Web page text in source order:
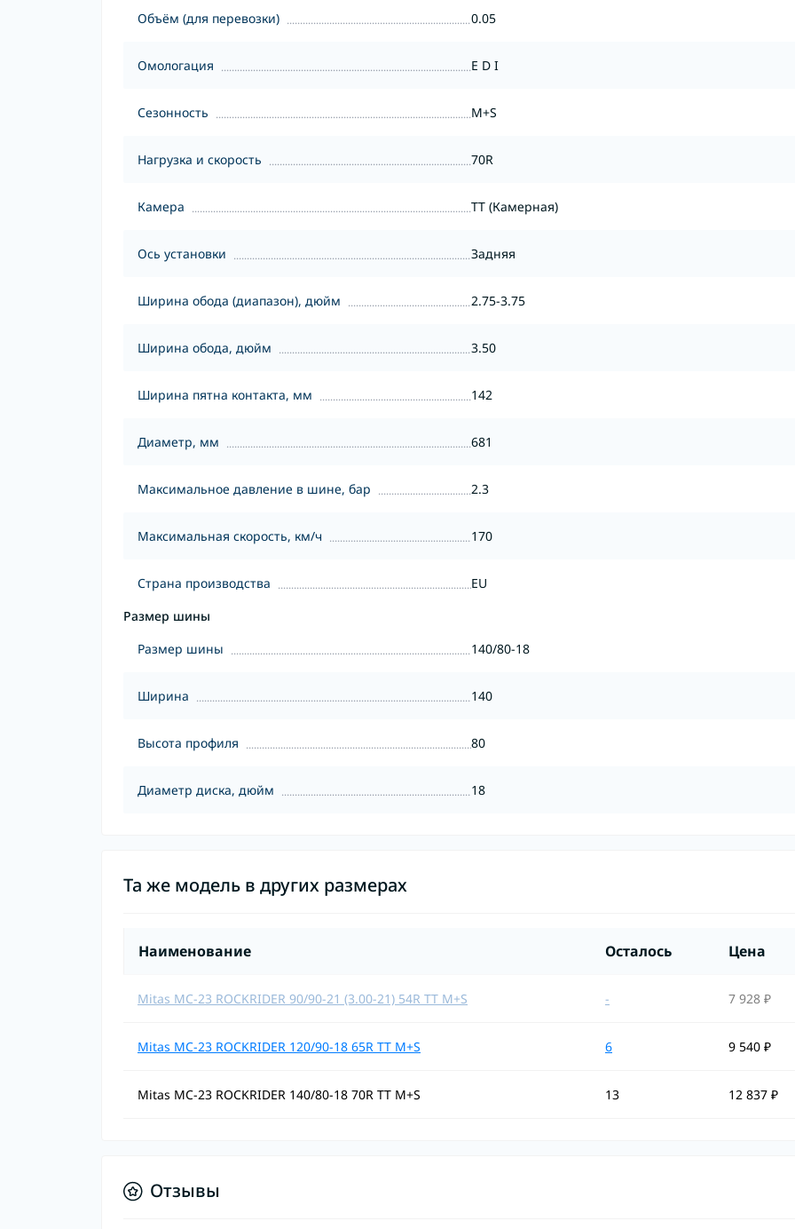
Объём (для перевозки) 0.05
Омологация E D I
Сезонность M+S
Нагрузка и скорость 70R
Камера TT (Камерная)
Ось установки Задняя
Ширина обода (диапазон), дюйм 2.75-3.75
Ширина обода, дюйм 3.50
Ширина пятна контакта, мм 142
Диаметр, мм 681
Максимальное давление в шине, бар 2.3
Максимальная скорость, км/ч 170
Страна производства
EU
Размер шины
Размер шины
140/80-18
Ширина 140
Высота профиля 80
Диаметр диска, дюйм 18
Та же модель в других размерах
Наименование Осталось Цена
Mitas MC-23 ROCKRIDER 90/90-21 (3.00-21) 54R TT M+S - 7 928 ₽
Mitas MC-23 ROCKRIDER 120/90-18 65R TT M+S 6 9 540 ₽
Mitas MC-23 ROCKRIDER 140/80-18 70R TT M+S 13 12 837 ₽
Отзывы